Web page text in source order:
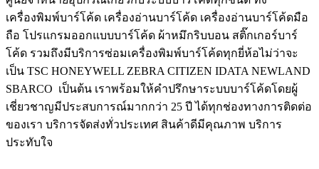
เครื่องพิมพ์บาร์โค้ด เครื่องอ่านบาร์โค้ด เครื่องอ่านบาร์โค้ดมือ
ถือ โปรแกรมออกแบบบาร์โค้ด ผ้าหมึกริบบอน สติ๊กเกอร์บาร์
โค้ด รวมถึงมีบริการซ่อมเครื่องพิมพ์บาร์โค้ดทุกยี่ห้อไม่ว่าจะ
เป็น TSC HONEYWELL ZEBRA CITIZEN IDATA NEWLAND
SBARCO เป็นต้น เราพร้อมให้คำปรึกษาระบบบาร์โค้ดโดยผู้
เชี่ยวชาญมีประสบการณ์มากกว่า 25 ปี ได้ทุกช่องทางการติดต่อ
ของเรา บริการจัดส่งทั่วประเทศ สินค้าดีมีคุณภาพ บริการ
ประทับใจ